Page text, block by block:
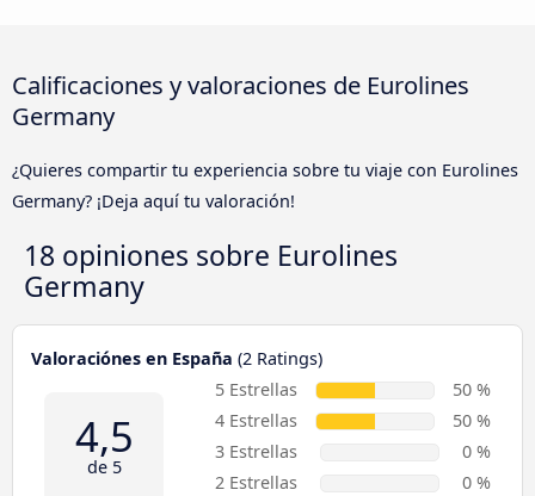
Calificaciones y valoraciones de Eurolines
Germany
¿Quieres compartir tu experiencia sobre tu viaje con Eurolines
Germany? ¡Deja aquí tu valoración!
18 opiniones sobre Eurolines
Germany
Valoraciónes en España (2 Ratings)
4,5
de 5
5 Estrellas
50 %
4 Estrellas
50 %
3 Estrellas
0 %
2 Estrellas
0 %